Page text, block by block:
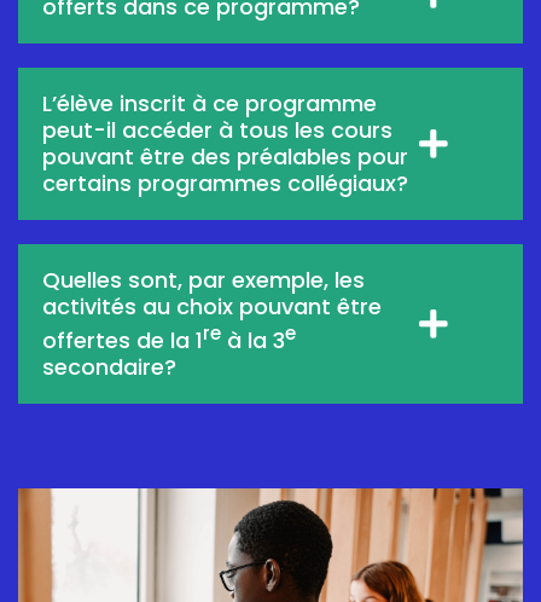
offerts dans ce programme?
L’élève inscrit à ce programme
peut-il accéder à tous les cours
pouvant être des préalables pour
certains programmes collégiaux?
Quelles sont, par exemple, les
activités au choix pouvant être
offertes de la 1re à la 3e
secondaire?